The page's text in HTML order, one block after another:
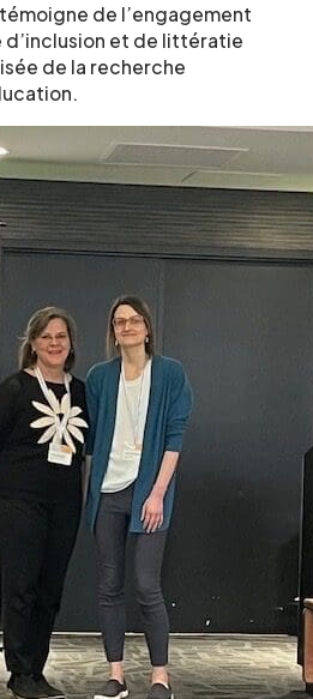
de l’engagement
d’inclusion et de littératie
de la recherche
sont
de gens pour
études, sondages,
ci-dessous pour nous
intérêt.